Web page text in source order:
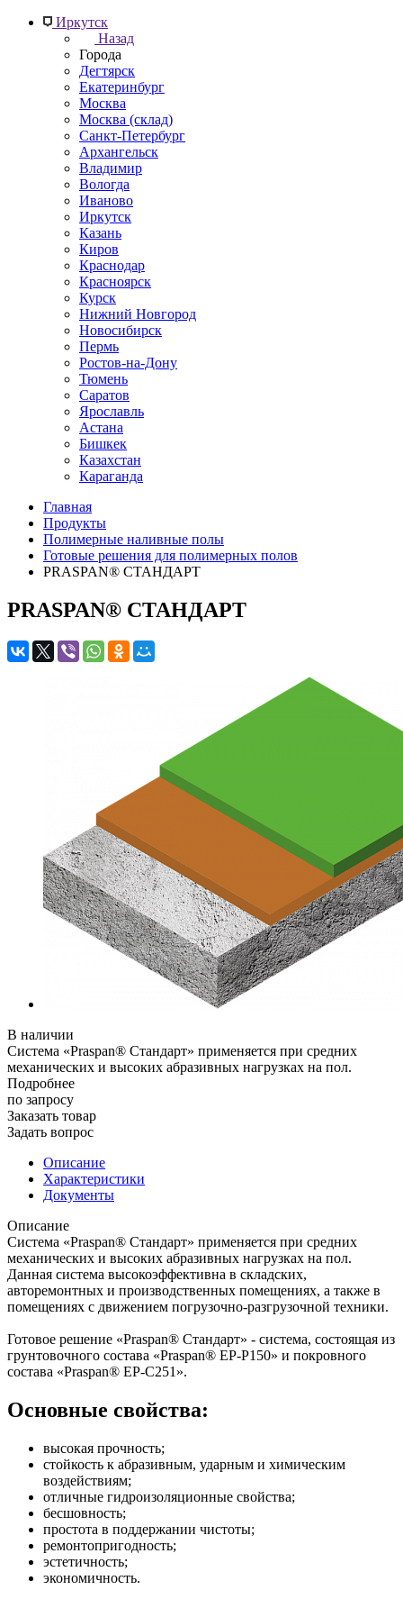
Иркутск
Назад
Города
Дегтярск
Екатеринбург
Москва
Москва (склад)
Санкт-Петербург
Архангельск
Владимир
Вологда
Иваново
Иркутск
Казань
Киров
Краснодар
Красноярск
Курск
Нижний Новгород
Новосибирск
Пермь
Ростов-на-Дону
Тюмень
Саратов
Ярославль
Астана
Бишкек
Казахстан
Караганда
Главная
Продукты
Полимерные наливные полы
Готовые решения для полимерных полов
PRASPAN® СТАНДАРТ
PRASPAN® СТАНДАРТ
В наличии
Система «Praspan® Стандарт» применяется при средних
механических и высоких абразивных нагрузках на пол.
Подробнее
по запросу
Заказать товар
Задать вопрос
Описание
Характеристики
Документы
Описание
Система «Praspan® Стандарт» применяется при средних
механических и высоких абразивных нагрузках на пол.
Данная система высокоэффективна в складских,
авторемонтных и производственных помещениях, а также в
помещениях с движением погрузочно-разгрузочной техники.
Готовое решение «Praspan® Стандарт» - система, состоящая из
грунтовочного состава «Praspan® ЕP-P150» и покровного
состава «Praspan® ЕP-C251».
Основные свойства:
высокая прочность;
стойкость к абразивным, ударным и химическим
воздействиям;
отличные гидроизоляционные свойства;
бесшовность;
простота в поддержании чистоты;
ремонтопригодность;
эстетичность;
экономичность.